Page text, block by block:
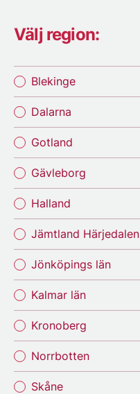
Välj region:
Blekinge
Dalarna
Gotland
Gävleborg
Halland
Jämtland Härjedalen
Jönköpings län
Kalmar län
Kronoberg
Norrbotten
Skåne